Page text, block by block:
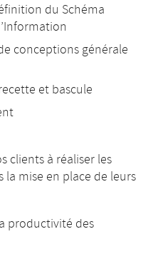
du Schéma
conceptions générale
et bascule
clients à réaliser les
la mise en place de leurs
productivité des